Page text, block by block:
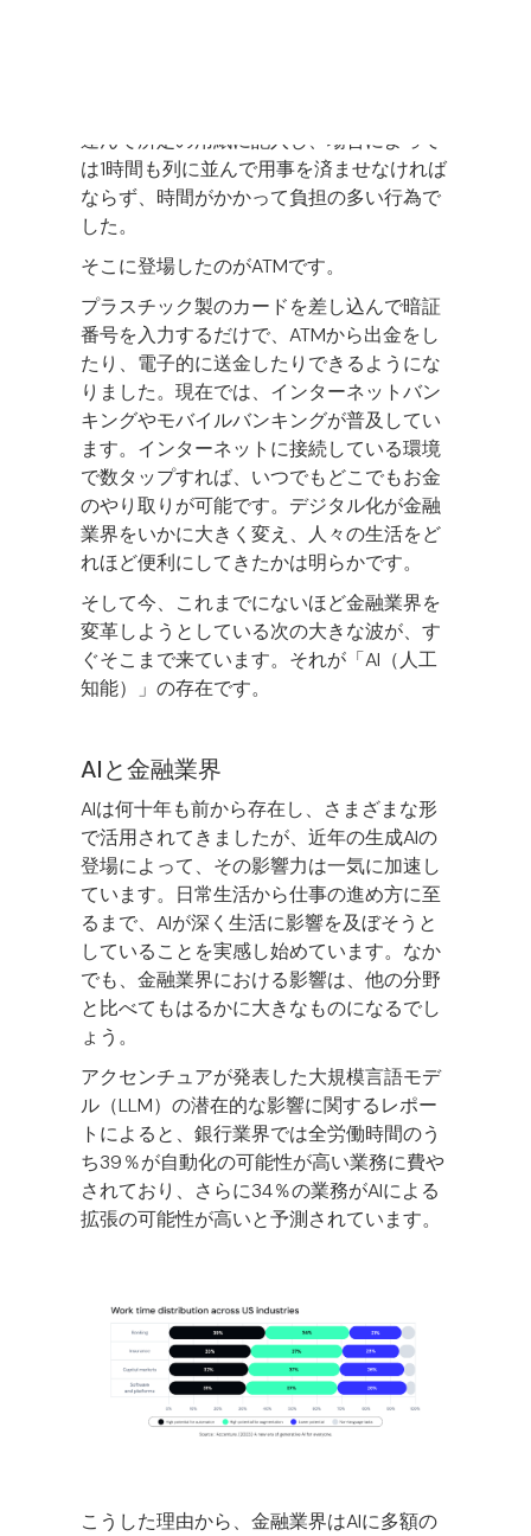
運んで所定の用紙に記入し、場合によって
は1時間も列に並んで用事を済ませなければ
ならず、時間がかかって負担の多い行為で
した。
そこに登場したのがATMです。
プラスチック製のカードを差し込んで暗証
番号を入力するだけで、ATMから出金をし
たり、電子的に送金したりできるようにな
りました。現在では、インターネットバン
キングやモバイルバンキングが普及してい
ます。インターネットに接続している環境
で数タップすれば、いつでもどこでもお金
のやり取りが可能です。デジタル化が金融
業界をいかに大きく変え、人々の生活をど
れほど便利にしてきたかは明らかです。
そして今、これまでにないほど金融業界を
変革しようとしている次の大きな波が、す
ぐそこまで来ています。それが「AI（人工
知能）」の存在です。
AIと金融業界
AIは何十年も前から存在し、さまざまな形
で活用されてきましたが、近年の生成AIの
登場によって、その影響力は一気に加速し
ています。日常生活から仕事の進め方に至
るまで、AIが深く生活に影響を及ぼそうと
していることを実感し始めています。なか
でも、金融業界における影響は、他の分野
と比べてもはるかに大きなものになるでし
ょう。
アクセンチュアが発表した大規模言語モデ
ル（LLM）の潜在的な影響に関するレポー
トによると、銀行業界では全労働時間のう
ち39％が自動化の可能性が高い業務に費や
されており、さらに34％の業務がAIによる
拡張の可能性が高いと予測されています。
こうした理由から、金融業界はAIに多額の